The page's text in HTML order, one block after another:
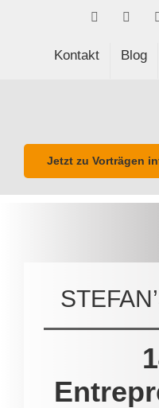
Facebook
Kontakt Blog
Jetzt zu Vorträgen